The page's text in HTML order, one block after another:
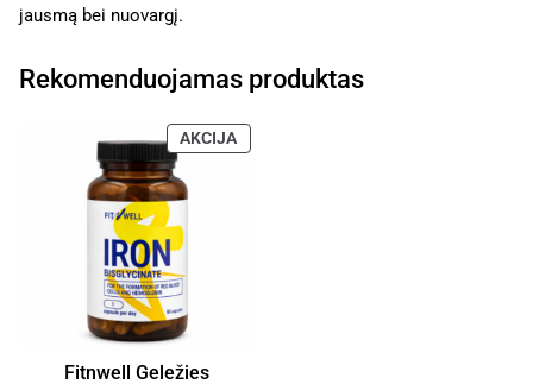
jausmą bei nuovargį.
Rekomenduojamas produktas
AKCIJA
Fitnwell Geležies